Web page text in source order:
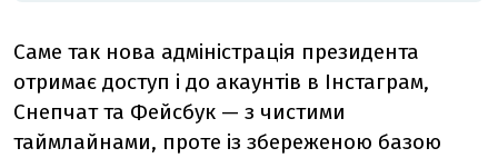
Саме так нова адміністрація президента
отримає доступ і до акаунтів в Інстаграм,
Снепчат та Фейсбук — з чистими
таймлайнами, проте із збереженою базою